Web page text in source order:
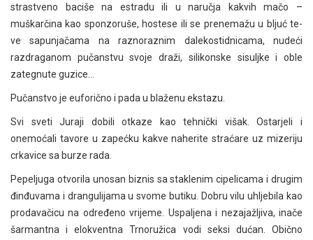
strastveno baciše na estradu ili u naručja kakvih mačo –
muškarčina kao sponzoruše, hostese ili se prenemažu u bljuć te-
ve sapunjačama na raznoraznim dalekostidnicama, nudeći
razdraganom pučanstvu svoje draži, silikonske sisuljke i oble
zategnute guzice…
Pučanstvo je euforično i pada u blaženu ekstazu.
Svi sveti Juraji dobili otkaze kao tehnički višak. Ostarjeli i
onemoćali tavore u zapećku kakve naherite straćare uz mizeriju
crkavice sa burze rada.
Pepeljuga otvorila unosan biznis sa staklenim cipelicama i drugim
đinđuvama i drangulijama u svome butiku. Dobru vilu uhljebila kao
prodavačicu na određeno vrijeme. Uspaljena i nezajažljiva, inače
šarmantna i elokventna Trnoružica vodi seksi dućan. Obično